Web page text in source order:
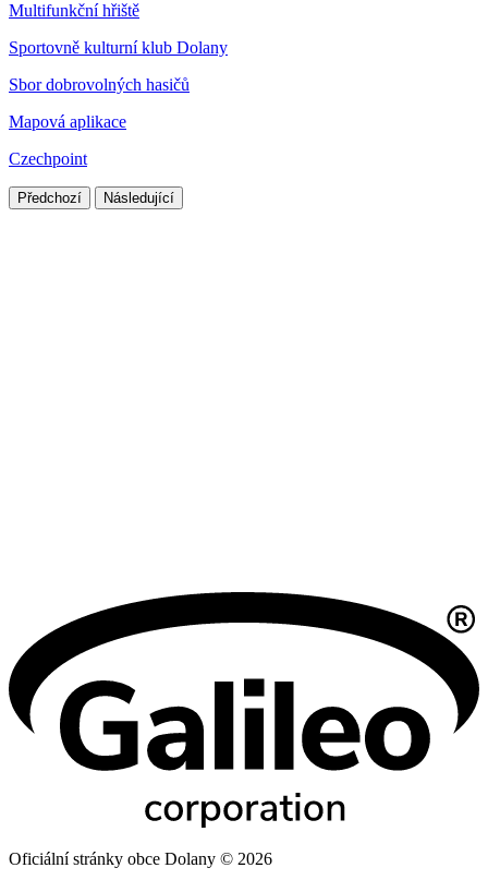
Multifunkční hřiště
Sportovně kulturní klub Dolany
Sbor dobrovolných hasičů
Mapová aplikace
Czechpoint
Předchozí Následující
Oficiální stránky obce Dolany © 2026